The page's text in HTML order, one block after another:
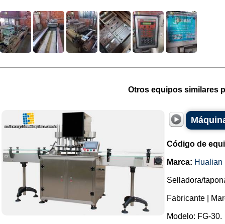
Otros equipos similares
Código de
Marca: Hualian
Selladora/
Fabricante |
Modelo: FG-30.